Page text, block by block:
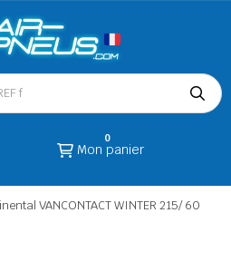
Mon panier
0
VANCONTACT WINTER 215/ 60